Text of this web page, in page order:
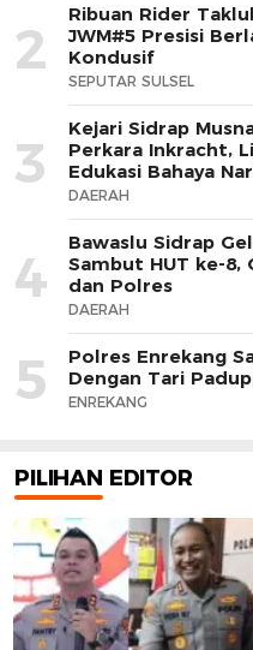
2
Ribuan Rider
JWM#5 Presisi
Kondusif
SEPUTAR SULSEL
3
Kejari Sidrap
Perkara Inkracht,
Edukasi Bahaya
DAERAH
4
Bawaslu Sidrap
Sambut HUT ke-8,
dan Polres
DAERAH
5
Polres Enrekang
Dengan Tari
ENREKANG
PILIHAN EDITOR